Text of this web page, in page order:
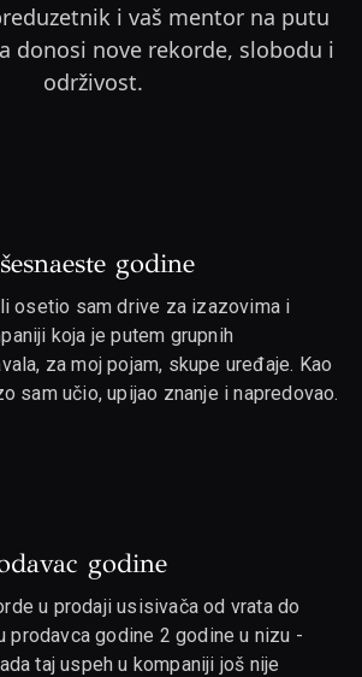
i vaš mentor na putu
donosi nove rekorde, slobodu i
održivost.
godine
osetio sam drive za izazovima i
koja je putem grupnih
za moj pojam, skupe uređaje. Kao
sam učio, upijao znanje i napredovao.
godine
u prodaji usisivača od vrata do
prodavca godine 2 godine u nizu -
taj uspeh u kompaniji još nije